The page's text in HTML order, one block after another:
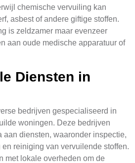
chemische vervuiling kan
asbest of andere giftige stoffen.
is zeldzamer maar evenzeer
aan oude medische apparatuur of
Diensten in
bedrijven gespecialiseerd in
woningen. Deze bedrijven
aan diensten, waaronder inspectie,
reiniging van vervuilende stoffen.
met lokale overheden om de